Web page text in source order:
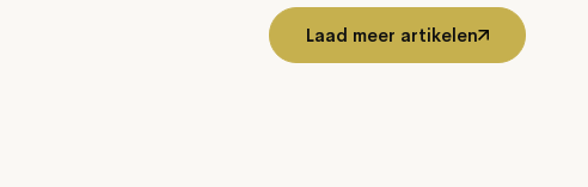
Laad meer artikelen